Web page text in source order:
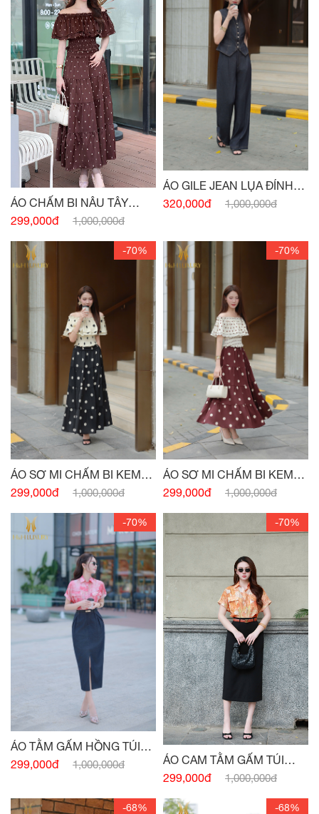
ÁO CHẤM BI NÂU TÂY
CHUN EO
299,000đ 1,000,000đ
ÁO GILE JEAN LỤA ĐÍNH
CÚC
320,000đ 1,000,000đ
-70%
ÁO SƠ MI CHẤM BI KEM
ĐEN CHUN VAI
299,000đ 1,000,000đ
-70%
ÁO SƠ MI CHẤM BI KEM
ĐỎ CHUN VAI
299,000đ 1,000,000đ
-70%
ÁO TẰM GẤM HỒNG TÚI
NGỰC
299,000đ 1,000,000đ
-70%
ÁO CAM TẰM GẤM TÚI
NGỰC
299,000đ 1,000,000đ
-68% -68%